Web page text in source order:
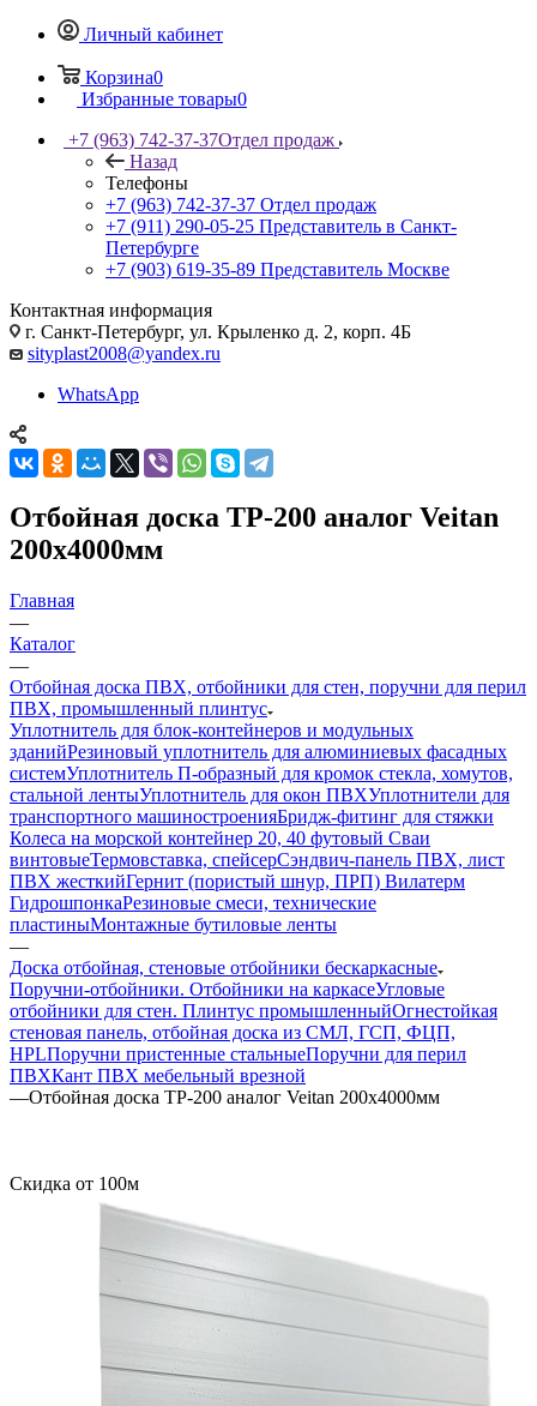
Личный кабинет
Корзина0
Избранные товары0
+7 (963) 742-37-37Отдел продаж
Назад
Телефоны
+7 (963) 742-37-37 Отдел продаж
+7 (911) 290-05-25 Представитель в Санкт-
Петербурге
+7 (903) 619-35-89 Представитель Москве
Контактная информация
г. Санкт-Петербург, ул. Крыленко д. 2, корп. 4Б
sityplast2008@yandex.ru
WhatsApp
Отбойная доска ТР-200 аналог Veitan
200х4000мм
Главная
—
Каталог
—
Отбойная доска ПВХ, отбойники для стен, поручни для перил
ПВХ, промышленный плинтус
Уплотнитель для блок-контейнеров и модульных
зданийРезиновый уплотнитель для алюминиевых фасадных
системУплотнитель П-образный для кромок стекла, хомутов,
стальной лентыУплотнитель для окон ПВХУплотнители для
транспортного машиностроенияБридж-фитинг для стяжки
Колеса на морской контейнер 20, 40 футовый Сваи
винтовыеТермовставка, спейсерСэндвич-панель ПВХ, лист
ПВХ жесткийГернит (пористый шнур, ПРП) Вилатерм
ГидрошпонкаРезиновые смеси, технические
пластиныМонтажные бутиловые ленты
—
Доска отбойная, стеновые отбойники бескаркасные
Поручни-отбойники. Отбойники на каркасеУгловые
отбойники для стен. Плинтус промышленныйОгнестойкая
стеновая панель, отбойная доска из СМЛ, ГСП, ФЦП,
HPLПоручни пристенные стальныеПоручни для перил
ПВХКант ПВХ мебельный врезной
—Отбойная доска ТР-200 аналог Veitan 200х4000мм
Скидка от 100м